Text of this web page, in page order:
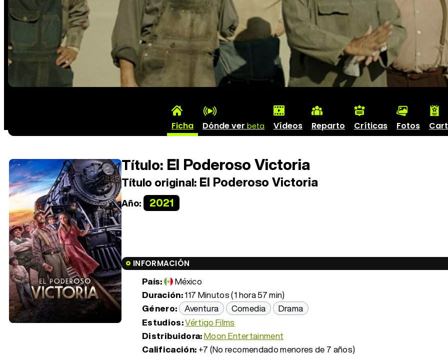
Ficha Dónde ver beta Vídeos Reparto Críticas Fotos
Título: El Poderoso Victoria
Título original: El Poderoso Victoria
Año: 2021
INFORMACIÓN
País:
México
Duración:117 Minutos (1 hora 57 min)
Género: Aventura Comedia
Drama
Estudios:Vértigo Films
Distribuidora:Moon Entertainment
Calificación: +7 (No recomendado menores de 7 años)